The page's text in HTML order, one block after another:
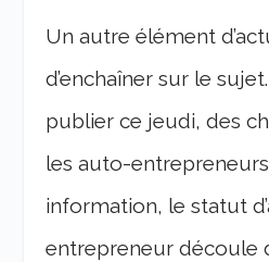
Un autre élément
d’enchaîner sur le
publier ce jeudi, des
les auto-
information, le statut
entrepreneur découle